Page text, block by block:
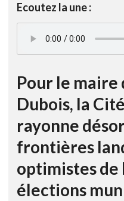
Ecoutez la une :
Pour le maire
Dubois, la
rayonne
frontières
optimistes de
élections